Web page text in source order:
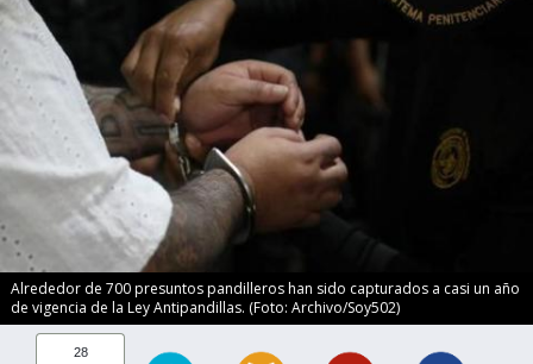
Alrededor de 700 presuntos pandilleros han sido capturados a casi un año
de vigencia de la Ley Antipandillas. (Foto: Archivo/Soy502)
28